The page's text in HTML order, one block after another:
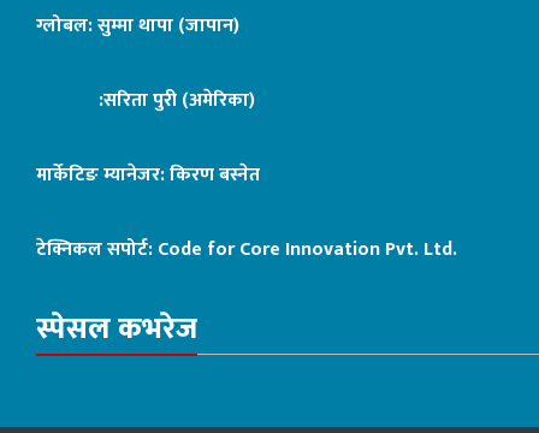
ग्लोबल: सुम्मा थापा (जापान)
:सरिता पुरी (अमेरिका)
मार्केटिङ म्यानेजर: किरण बस्नेत
टेक्निकल सपोर्ट:Code for Core Innovation Pvt. Ltd.
स्पेसल कभरेज